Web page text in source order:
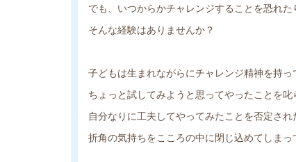
でも、いつからかチャレンジすることを恐れ
そんな経験はありませんか？
子どもは生まれながらにチャレンジ精神を持っ
ちょっと試してみようと思ってやったことを叱
自分なりに工夫してやってみたことを否定され
折角の気持ちをこころの中に閉じ込めてしまっ